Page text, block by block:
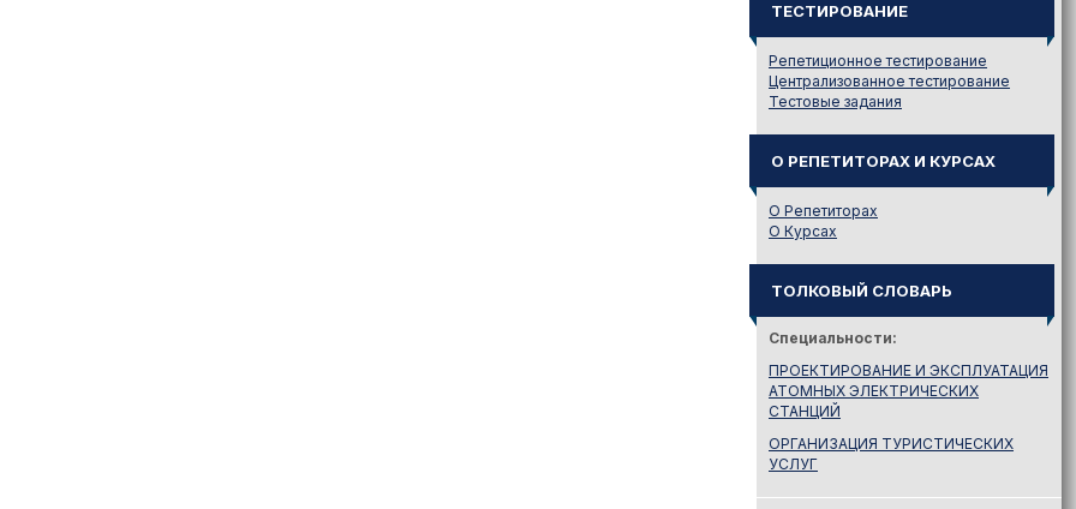
ТЕСТИРОВАНИЕ
Репетиционное тестирование
Централизованное тестирование
Тестовые задания
О РЕПЕТИТОРАХ И КУРСАХ
О Репетиторах
О Курсах
ТОЛКОВЫЙ СЛОВАРЬ
Специальности:
ПРОЕКТИРОВАНИЕ И ЭКСПЛУАТАЦИЯ
АТОМНЫХ ЭЛЕКТРИЧЕСКИХ
СТАНЦИЙ
ОРГАНИЗАЦИЯ ТУРИСТИЧЕСКИХ
УСЛУГ